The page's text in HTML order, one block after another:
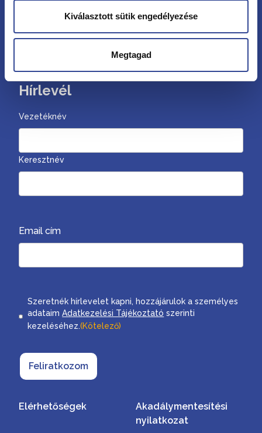
Kiválasztott sütik engedélyezése
Megtagad
Kövessen minket
Hírlevél
Vezetéknév
Keresztnév
Email cím
Consent
Szeretnék hírlevelet kapni, hozzájárulok a személyes
adataimAdatkezelési Tájékoztató szerinti
kezeléséhez.(Kötelező)
Feliratkozom
Elérhetőségek
Akadálymentesítési
nyilatkozat